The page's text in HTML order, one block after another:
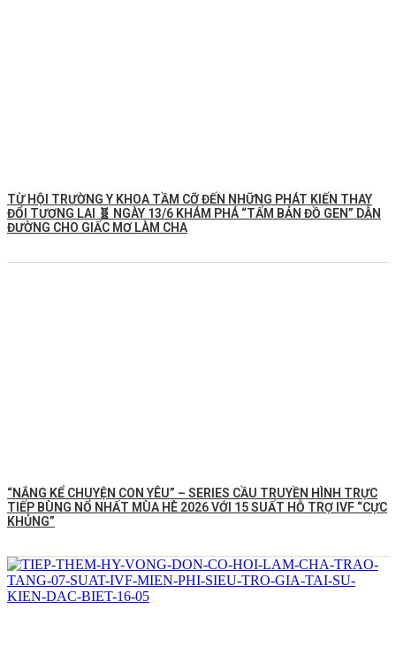
TỪ HỘI TRƯỜNG Y KHOA TẦM CỠ ĐẾN NHỮNG PHÁT KIẾN THAY
ĐỔI TƯƠNG LAI 🧬 NGÀY 13/6 KHÁM PHÁ “TẤM BẢN ĐỒ GEN” DẪN
ĐƯỜNG CHO GIẤC MƠ LÀM CHA
“NẮNG KỂ CHUYỆN CON YÊU” – SERIES CẦU TRUYỀN HÌNH TRỰC
TIẾP BÙNG NỔ NHẤT MÙA HÈ 2026 VỚI 15 SUẤT HỖ TRỢ IVF “CỰC
KHỦNG”